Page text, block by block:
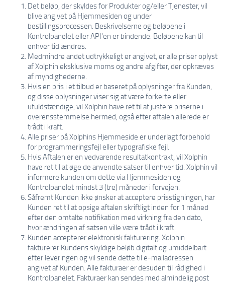
Det beløb, der skyldes for Produkter og/eller Tjenester, vil
blive angivet på Hjemmesiden og under
bestillingsprocessen. Beskrivelserne og beløbene i
Kontrolpanelet eller API'en er bindende. Beløbene kan til
enhver tid ændres.
Medmindre andet udtrykkeligt er angivet, er alle priser oplyst
af Xolphin eksklusive moms og andre afgifter, der opkræves
af myndighederne.
Hvis en pris i et tilbud er baseret på oplysninger fra Kunden,
og disse oplysninger viser sig at være forkerte eller
ufuldstændige, vil Xolphin have ret til at justere priserne i
overensstemmelse hermed, også efter aftalen allerede er
trådt i kraft.
Alle priser på Xolphins Hjemmeside er underlagt forbehold
for programmeringsfejl eller typografiske fejl.
Hvis Aftalen er en vedvarende resultatkontrakt, vil Xolphin
have ret til at øge de anvendte satser til enhver tid. Xolphin vil
informere kunden om dette via Hjemmesiden og
Kontrolpanelet mindst 3 (tre) måneder i forvejen.
Såfremt Kunden ikke ønsker at acceptere prisstigningen, har
Kunden ret til at opsige aftalen skriftligt inden for 1 måned
efter den omtalte notifikation med virkning fra den dato,
hvor ændringen af satsen ville være trådt i kraft.
Kunden accepterer elektronisk fakturering. Xolphin
fakturerer Kundens skyldige beløb digitalt og umiddelbart
efter leveringen og vil sende dette til e-mailadressen
angivet af Kunden. Alle fakturaer er desuden til rådighed i
Kontrolpanelet. Fakturaer kan sendes med almindelig post